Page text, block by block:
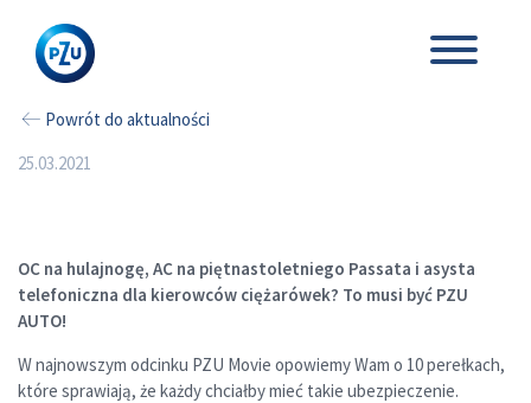
Powrót do aktualności
25.03.2021
OC na hulajnogę, AC na piętnastoletniego Passata i asysta
telefoniczna dla kierowców ciężarówek? To musi być PZU
AUTO!
W najnowszym odcinku PZU Movie opowiemy Wam o 10 perełkach,
które sprawiają, że każdy chciałby mieć takie ubezpieczenie.